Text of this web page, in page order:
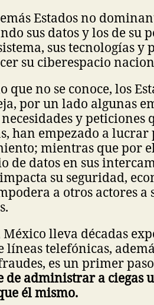
Estados no
sus datos y los de su
sus tecnologías y
su ciberespacio
no se conoce, los
por un lado algunas
y peticiones
han empezado a
mientras que por
de datos en sus
su seguridad,
a otros actores a
lleva décadas
telefónicas,
es un primer
de administrar a ciegas
él mismo.